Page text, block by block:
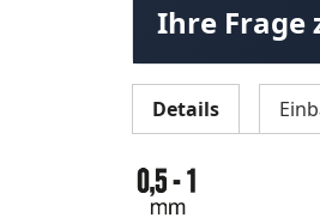
Ihre Frage
Details